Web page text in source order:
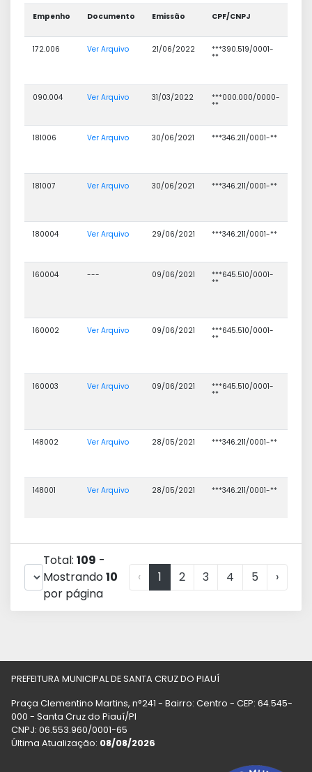
Empenho Documento Emissão CPF/CNPJ
172.006 Ver Arquivo 21/06/2022 ***390.519/0001-
**
090.004 Ver Arquivo 31/03/2022 ***000.000/0000-
**
181006 Ver Arquivo 30/06/2021 ***346.211/0001-**
181007 Ver Arquivo 30/06/2021 ***346.211/0001-**
180004 Ver Arquivo 29/06/2021 ***346.211/0001-**
160004 --- 09/06/2021 ***645.510/0001-
**
160002 Ver Arquivo 09/06/2021 ***645.510/0001-
**
160003 Ver Arquivo 09/06/2021 ***645.510/0001-
**
148002 Ver Arquivo 28/05/2021 ***346.211/0001-**
148001 Ver Arquivo 28/05/2021 ***346.211/0001-**
Total:109 -
Mostrando10
por página
‹ 1 2 3 4 5 ›
PREFEITURA MUNICIPAL DE SANTA CRUZ DO PIAUÍ
Praça Clementino Martins, n°241 - Bairro: Centro - CEP: 64.545-
000 - Santa Cruz do Piauí/PI
CNPJ: 06.553.960/0001-65
Última Atualização: 08/08/2026